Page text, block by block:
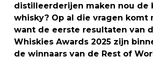
distilleerderijen maken nou de
whisky? Op al die vragen komt
want de eerste resultaten van
Whiskies Awards 2025 zijn
de winnaars van de Rest of